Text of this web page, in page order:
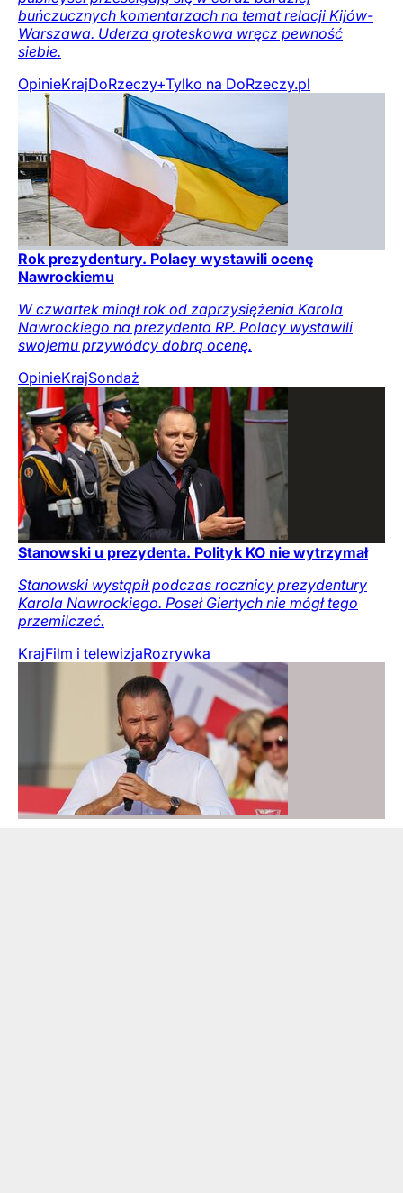
buńczucznych komentarzach na temat relacji Kijów-
Warszawa. Uderza groteskowa wręcz pewność
siebie.
OpinieKrajDoRzeczy+Tylko na DoRzeczy.pl
Rok prezydentury. Polacy wystawili ocenę
Nawrockiemu
W czwartek minął rok od zaprzysiężenia Karola
Nawrockiego na prezydenta RP. Polacy wystawili
swojemu przywódcy dobrą ocenę.
OpinieKrajSondaż
Stanowski u prezydenta. Polityk KO nie wytrzymał
Stanowski wystąpił podczas rocznicy prezydentury
Karola Nawrockiego. Poseł Giertych nie mógł tego
przemilczeć.
KrajFilm i telewizjaRozrywka